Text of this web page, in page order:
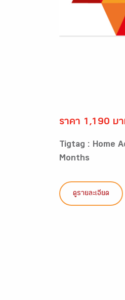
ราคา 1,190 บ
Tigtag : Home
Months
ดูรายละเอียด